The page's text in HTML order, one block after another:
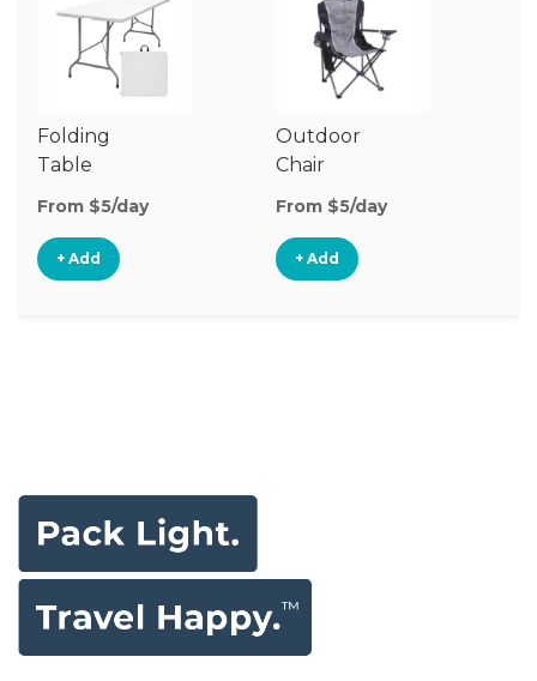
Folding
Table
From $5/day
+ Add
Outdoor
Chair
From $5/day
+ Add